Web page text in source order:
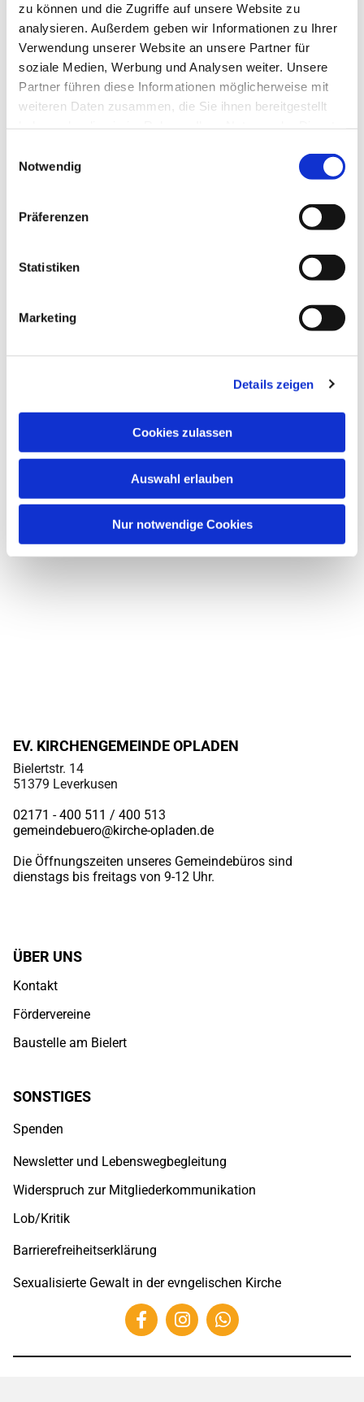
zu können und die Zugriffe auf unsere Website zu
analysieren. Außerdem geben wir Informationen zu Ihrer
Verwendung unserer Website an unsere Partner für
soziale Medien, Werbung und Analysen weiter. Unsere
Partner führen diese Informationen möglicherweise mit
weiteren Daten zusammen, die Sie ihnen bereitgestellt
Notwendig
Präferenzen
Statistiken
Marketing
Details zeigen
Cookies zulassen
Auswahl erlauben
Nur notwendige Cookies
Dies könnte Sie auch
EV. KIRCHENGEMEINDE OPLADEN
Bielertstr. 14
51379 Leverkusen
02171 - 400 511 / 400 513
gemeindebuero@kirche-opladen.de
Die Öffnungszeiten unseres Gemeindebüros sind
dienstags bis freitags von 9-12 Uhr.
ÜBER UNS
Kontakt
Fördervereine
Baustelle am Bielert
SONSTIGES
Spenden
Newsletter und Lebenswegbegleitung
Widerspruch zur Mitgliederkommunikation
Lob/Kritik
Barrierefreiheitserklärung
Sexualisierte Gewalt in der evngelischen Kirche